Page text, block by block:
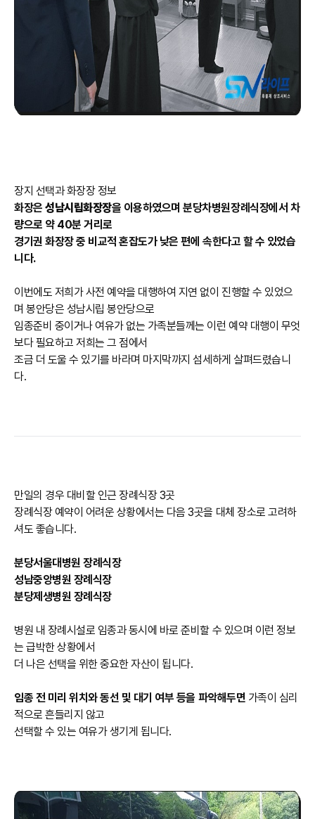
장지 선택과 화장장 정보
화장은성남시립화장장을 이용하였으며 분당차병원장례식장에서 차
량으로 약 40분 거리로
경기권 화장장 중 비교적 혼잡도가 낮은 편에 속한다고 할 수 있었습
니다.
이번에도 저희가 사전 예약을 대행하여 지연 없이 진행할 수 있었으
며 봉안당은 성남시립 봉안당으로
임종준비 중이거나 여유가 없는 가족분들께는 이런 예약 대행이 무엇
보다 필요하고 저희는 그 점에서
조금 더 도울 수 있기를 바라며 마지막까지 섬세하게 살펴드렸습니
다.
만일의 경우 대비할 인근 장례식장 3곳
장례식장 예약이 어려운 상황에서는 다음 3곳을 대체 장소로 고려하
셔도 좋습니다.
분당서울대병원 장례식장
성남중앙병원 장례식장
분당제생병원 장례식장
병원 내 장례시설로 임종과 동시에 바로 준비할 수 있으며 이런 정보
는 급박한 상황에서
더 나은 선택을 위한 중요한 자산이 됩니다.
임종 전 미리 위치와 동선 및 대기 여부 등을 파악해두면 가족이 심리
적으로 흔들리지 않고
선택할 수 있는 여유가 생기게 됩니다.